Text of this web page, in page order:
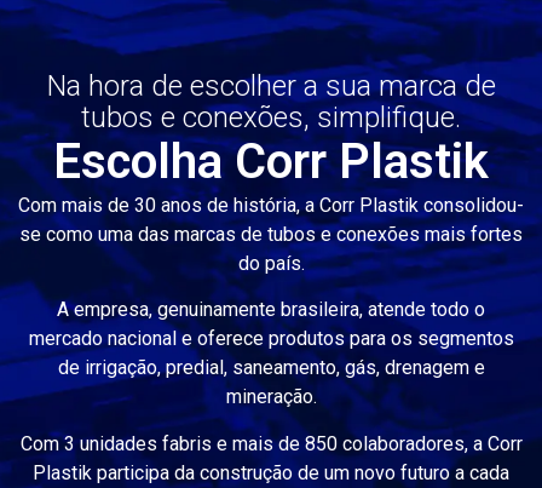
Na hora de escolher a sua marca de
tubos e conexões, simplifique.
Escolha Corr Plastik
Com mais de 30 anos de história, a Corr Plastik consolidou-
se como uma das marcas de tubos e conexões mais fortes
do país.
A empresa, genuinamente brasileira, atende todo o
mercado nacional e oferece produtos para os segmentos
de irrigação, predial, saneamento, gás, drenagem e
mineração.
Com 3 unidades fabris e mais de 850 colaboradores, a Corr
Plastik participa da construção de um novo futuro a cada